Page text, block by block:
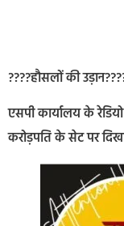
????हौसलों की
एसपी कार्यालय के
करोड़पति के सेट पर